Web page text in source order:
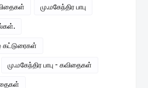
மு.மகேந்திர பாபு
கட்டுரைகள்
மு.மகேந்திர பாபு - கவிதைகள்